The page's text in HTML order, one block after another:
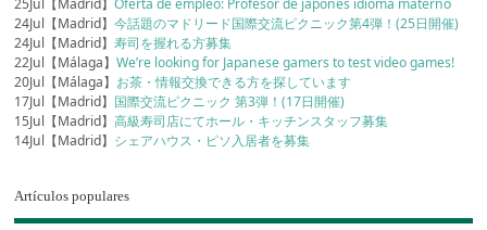
24Jul【Madrid】今話題のマドリード国際交流ピクニック第4弾！(25日開催)
24Jul【Madrid】寿司を握れる方募集
22Jul【Málaga】We’re looking for Japanese gamers to test video games!
20Jul【Málaga】 お茶・情報交換できる方を探しています
17Jul【Madrid】 国際交流ピクニック 第3弾！(17日開催)
15Jul【Madrid】高級寿司店にてホール・キッチンスタッフ募集
14Jul【Madrid】 シェアハウス・ピソ入居者を募集
Artículos populares